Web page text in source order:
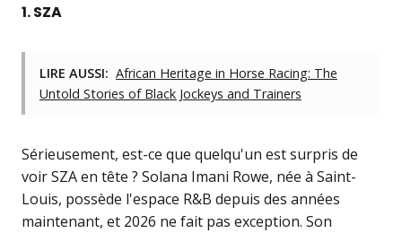
1. SZA
LIRE AUSSI: African Heritage in Horse Racing: The
Untold Stories of Black Jockeys and Trainers
Sérieusement, est-ce que quelqu'un est surpris de
voir SZA en tête ? Solana Imani Rowe, née à Saint-
Louis, possède l'espace R&B depuis des années
maintenant, et 2026 ne fait pas exception. Son